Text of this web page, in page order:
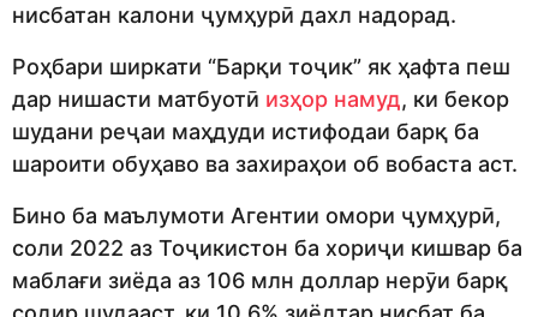
нисбатан калони ҷумҳурӣ дахл надорад.
Роҳбари ширкати “Барқи тоҷик” як ҳафта пеш
дар нишасти матбуотӣ изҳор намуд, ки бекор
шудани реҷаи маҳдуди истифодаи барқ ба
шароити обуҳаво ва захираҳои об вобаста аст.
Бино ба маълумоти Агентии омори ҷумҳурӣ,
соли 2022 аз Тоҷикистон ба хориҷи кишвар ба
маблағи зиёда аз 106 млн доллар нерӯи барқ